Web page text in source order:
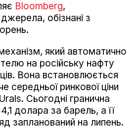
Bloomberg,
обізнані з
який автоматично
на російську нафту
Вона встановлюється
середньої ринкової ціни
Сьогодні гранична
долара за барель, а її
запланований на липень.